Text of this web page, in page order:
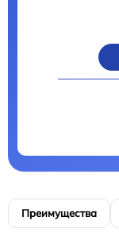
Преимущества